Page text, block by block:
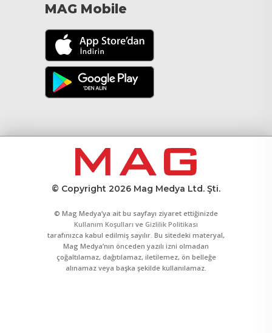
MAG Mobile
© Copyright 2026 Mag Medya Ltd. Şti.
© Mag Medya’ya ait bu sayfayı ziyaret ettiğinizde
Kullanım Koşulları ve Gizlilik Politikası
tarafınızca kabul edilmiş sayılır. Bu sitedeki materyal,
Mag Medya’nın önceden yazılı izni olmadan
çoğaltılamaz, dağıtılamaz, iletilemez, ön belleğe
alınamaz veya başka şekilde kullanılamaz.